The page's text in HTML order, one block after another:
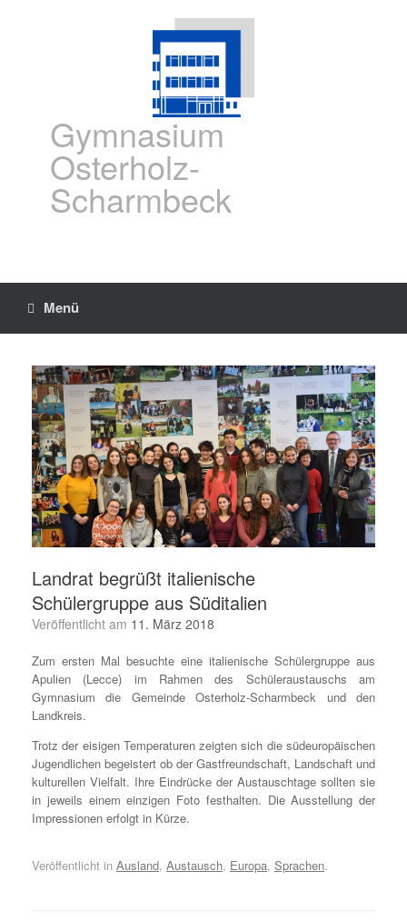
Gymnasium
Osterholz-
Scharmbeck
Menü
Landrat begrüßt italienische
Schülergruppe aus Süditalien
Veröffentlicht am 11. März 2018
Zum ersten Mal besuchte eine italienische Schülergruppe aus
Apulien (Lecce) im Rahmen des Schüleraustauschs am
Gymnasium die Gemeinde Osterholz-Scharmbeck und den
Landkreis.
Trotz der eisigen Temperaturen zeigten sich die südeuropäischen
Jugendlichen begeistert ob der Gastfreundschaft, Landschaft und
kulturellen Vielfalt. Ihre Eindrücke der Austauschtage sollten sie
in jeweils einem einzigen Foto festhalten. Die Ausstellung der
Impressionen erfolgt in Kürze.
Veröffentlicht in Ausland, Austausch, Europa, Sprachen.